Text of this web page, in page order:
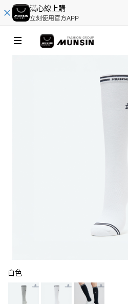
滿心線上購
立刻使用官方APP
白色